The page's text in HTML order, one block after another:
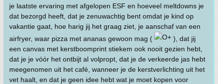
je laatste ervaring met afgelopen ESF en hoeveel meltdowns je
dat bezorgd heeft, dat je zenuwachtig bent omdat je kind op
vakantie gaat, hoe harig jij het graag ziet, je aanschaf van een
airfryer, waar pizza met ananas gewoon mag (
), dat jij
een canvas met kerstboomprint stiekem ook nooit gezien hebt,
dat je je vóór het ontbijt al volpropt, dat je de verkeerde jas hebt
meegenomen uit het café, wanneer je de kerstverlichting uit het
vet haalt, en dat je geen idee hebt wat je moet kopen voor